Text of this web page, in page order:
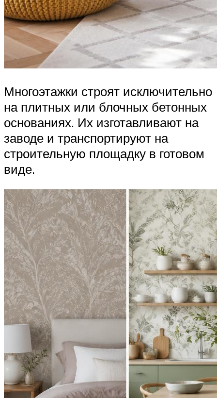
Многоэтажки строят исключительно
на плитных или блочных бетонных
основаниях. Их изготавливают на
заводе и транспортируют на
строительную площадку в готовом
виде.